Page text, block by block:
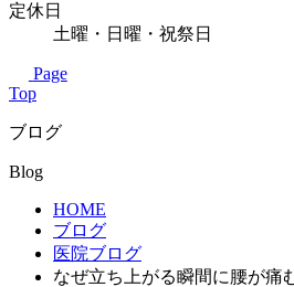
定休日
土曜・日曜・祝祭日
Page
Top
ブログ
Blog
HOME
ブログ
医院ブログ
なぜ立ち上がる瞬間に腰が痛